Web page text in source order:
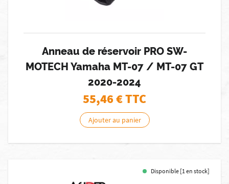
Anneau de réservoir PRO SW-
MOTECH Yamaha MT-07 / MT-07 GT
2020-2024
55,46€ TTC
Ajouter au panier
Disponible [1 en stock]